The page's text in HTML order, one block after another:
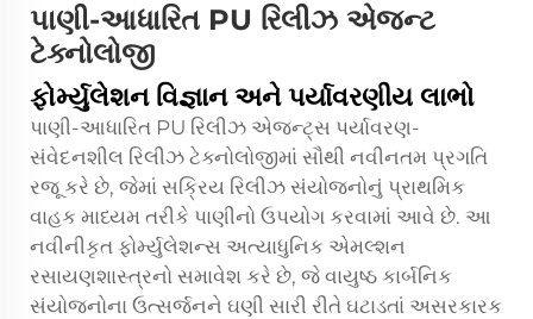
પાણી-આધારિત PU રિલીઝ એજન્ટ
ટેક્નોલોજી
ફોર્મ્યુલેશન વિજ્ઞાન અને પર્યાવરણીય લાભો
પાણી-આધારિત PU રિલીઝ એજન્ટ્સ પર્યાવરણ-
સંવેદનશીલ રિલીઝ ટેક્નોલોજીમાં સૌથી નવીનતમ પ્રગતિ
રજૂ કરે છે, જેમાં સક્રિય રિલીઝ સંયોજનોનું પ્રાથમિક
વાહક માધ્યમ તરીકે પાણીનો ઉપયોગ કરવામાં આવે છે. આ
નવીનીકૃત ફોર્મ્યુલેશન્સ અત્યાધુનિક એમલ્શન
રસાયણશાસ્ત્રનો સમાવેશ કરે છે, જે વાયુષ્ઠ કાર્બનિક
સંયોજનોના ઉત્સર્જનને ઘણી સારી રીતે ઘટાડતાં અસરકારક